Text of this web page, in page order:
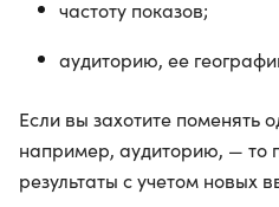
частоту показов;
аудиторию, ее
Если вы захотите поменять
например, аудиторию, — то
результаты с учетом новых